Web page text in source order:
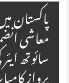
پاکستان
معاشی
سائوتھ